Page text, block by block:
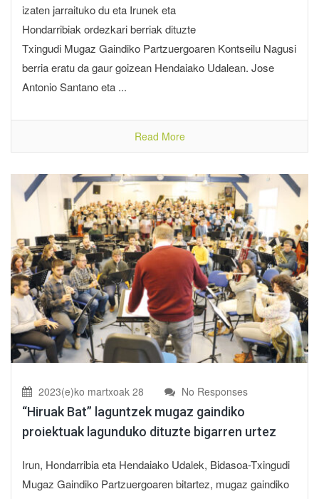
izaten jarraituko du eta Irunek eta
Hondarribiak ordezkari berriak dituzte
Txingudi Mugaz Gaindiko Partzuergoaren Kontseilu Nagusi
berria eratu da gaur goizean Hendaiako Udalean. Jose
Antonio Santano eta ...
Read More
2023(e)ko martxoak 28 No Responses
“Hiruak Bat” laguntzek mugaz gaindiko
proiektuak lagunduko dituzte bigarren urtez
Irun, Hondarribia eta Hendaiako Udalek, Bidasoa-Txingudi
Mugaz Gaindiko Partzuergoaren bitartez, mugaz gaindiko